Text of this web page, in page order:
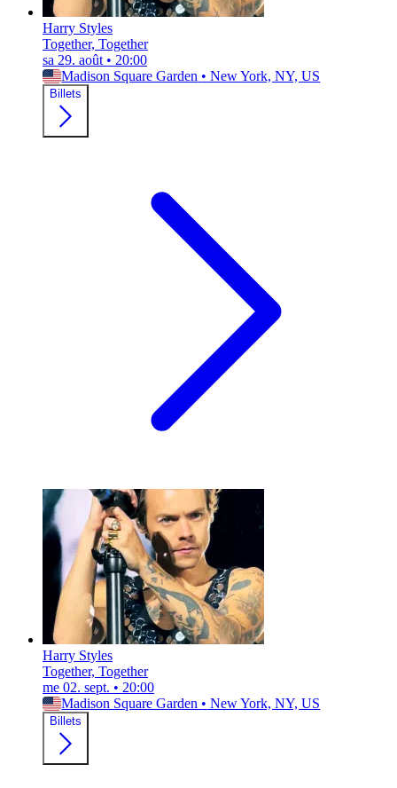
Harry Styles
Together, Together
sa 29. août • 20:00
Madison Square Garden • New York, NY, US
Billets
Harry Styles
Together, Together
me 02. sept. • 20:00
Madison Square Garden • New York, NY, US
Billets